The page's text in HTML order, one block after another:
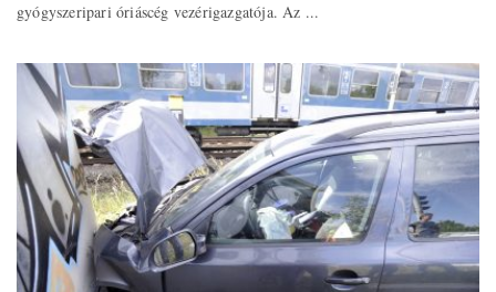
gyógyszeripari óriáscég vezérigazgatója. Az ...